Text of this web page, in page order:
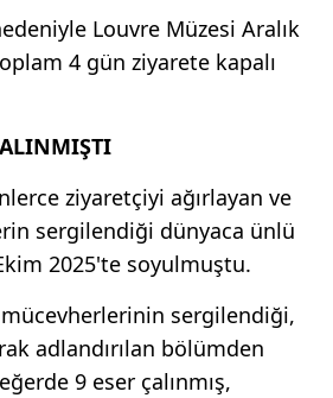
Louvre Müzesi Aralık
4 gün ziyarete kapalı
ziyaretçiyi ağırlayan ve
sergilendiği dünyaca ünlü
2025'te soyulmuştu.
sergilendiği,
adlandırılan bölümden
9 eser çalınmış,